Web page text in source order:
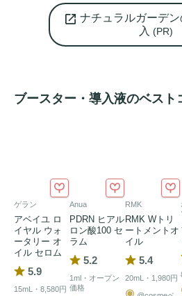
ただけるよう、国内でわずか8％し
豚(規制対象の病気を持たない豚)の
厳格な安全管理を実施しています
感の向上、乾燥を防ぐなど、エイジ
ナチュラルガーデ
入 (PR)
ブースター・導入液のベスト
ゲラン
アベイユ ロ
イヤル ウォ
ータリー オ
イル セロム
5.9
15mL・8,580円
Anua
PDRN ヒアル
ロン酸100 セ
ラム
5.2
1ml・オープン
価格
RMK
RMK Wトリ
ートメントオ
イル
5.4
20mL・1,980円